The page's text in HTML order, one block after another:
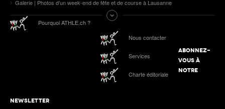
Galerie | Photos d’un week-end de fête et de course à Lausanne
Pourquoi ATHLE.ch ?
Nous contacter
Services
Charte éditoriale
ABONNEZ-
VOUS À
NOTRE
NEWSLETTER